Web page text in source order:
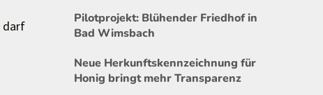
darf
Pilotprojekt: Blühender Friedhof in
Bad Wimsbach
Neue Herkunftskennzeichnung für
Honig bringt mehr Transparenz